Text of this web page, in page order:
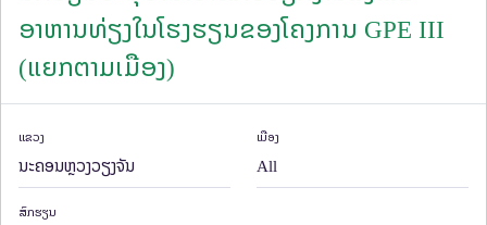
ອາຫານທ່ຽງໃນໂຮງຮຽນຂອງໂຄງການ GPE III
(ແຍກຕາມເມືອງ)
ແຂວງ ເມືອງ
ສົກຮຽນ